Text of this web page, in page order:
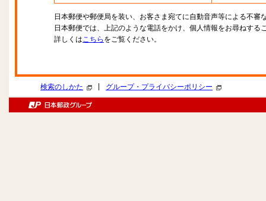
日本郵便や郵便局を装い、お客さま宛てに自動音声等による不審
日本郵便では、上記のような電話をかけ、個人情報をお尋ねする
詳しくはこちら をご覧ください。
検索のしかた グループ・プライバシーポリシー